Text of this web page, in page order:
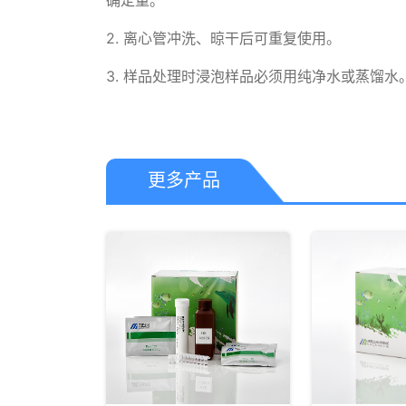
2. 离心管冲洗、晾干后可重复使用。
3. 样品处理时浸泡样品必须用纯净水或蒸馏水
更多产品